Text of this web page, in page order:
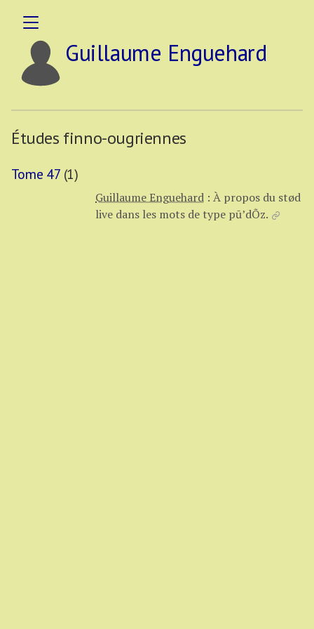
Guillaume Enguehard
Études finno-ougriennes
Tome 47 (1)
Guillaume Enguehard : À propos du stød
live dans les mots de type pū’dÕz.